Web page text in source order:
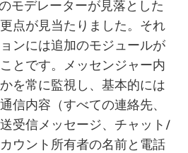
モデレーターが見落とした
点が見当たりました。それ
ンには追加のモジュールが
とです。メッセンジャー内
を常に監視し、基本的には
信内容（すべての連絡先、
受信メッセージ、チャット/
ウント所有者の名前と電話